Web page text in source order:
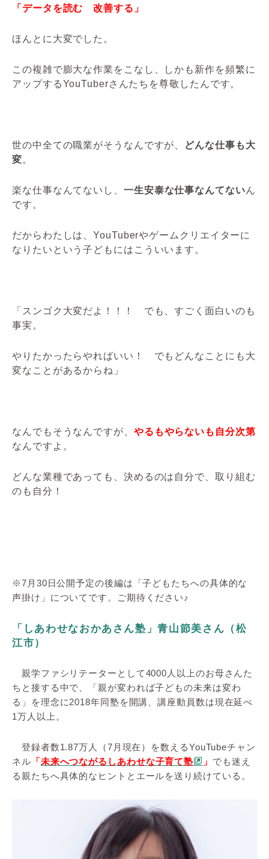
「データを読む 改善する」
ほんとに大変でした。
この複雑で膨大な作業をこなし、しかも新作を頻繁に
アップするYouTuberさんたちを尊敬したんです。
世の中全ての職業がそうなんですが、 どんな仕事も大
変。
楽な仕事なんてないし、 一生安泰な仕事なんてないん
です。
だからわたしは、YouTuberやゲームクリエイターに
なりたいという子どもにはこういいます。
「スンゴク大変だよ！！！ でも、すごく面白いのも
事実。
やりたかったらやればいい！ でもどんなことにも大
変なことがあるからね」
なんでもそうなんですが、 やるもやらないも自分次第
なんですよ。
どんな業種であっても、決めるのは自分で、取り組む
のも自分！
※7月30日公開予定の後編は「子どもたちへの具体的な
声掛け」についてです。ご期待ください♪
「しあわせなおかあさん塾」青山節美さん（松
江市）
親学ファシリテーターとして4000人以上のお母さんた
ちと接する中で、「親が変われば子どもの未来は変わ
る」を理念に2018年同塾を開講、講座動員数は現在延べ
1万人以上。
登録者数1.87万人（7月現在）を数えるYouTubeチャン
ネル 「未来へつながるしあわせな子育て塾 」 でも迷え
る親たちへ具体的なヒントとエールを送り続けている。